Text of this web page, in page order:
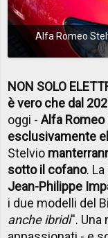
Alfa Romeo
NON SOLO
è vero che dal
oggi -Alfa
esclusivamente
Stelvio
sotto il cofano.
Jean-Philippe
i due modelli del
anche ibridi''. Una